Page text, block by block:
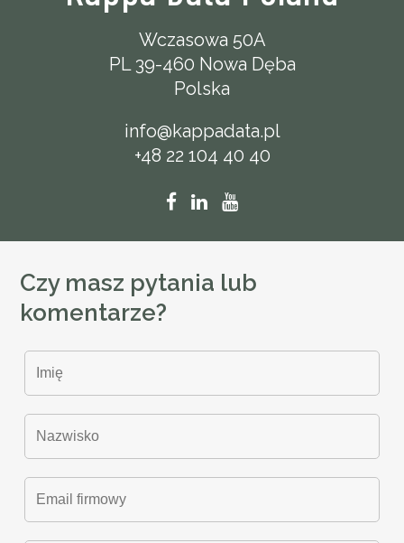
Wczasowa 50A
PL 39-460 Nowa Dęba
Polska
info@kappadata.pl
+48 22 104 40 40
Czy masz pytania lub
komentarze?